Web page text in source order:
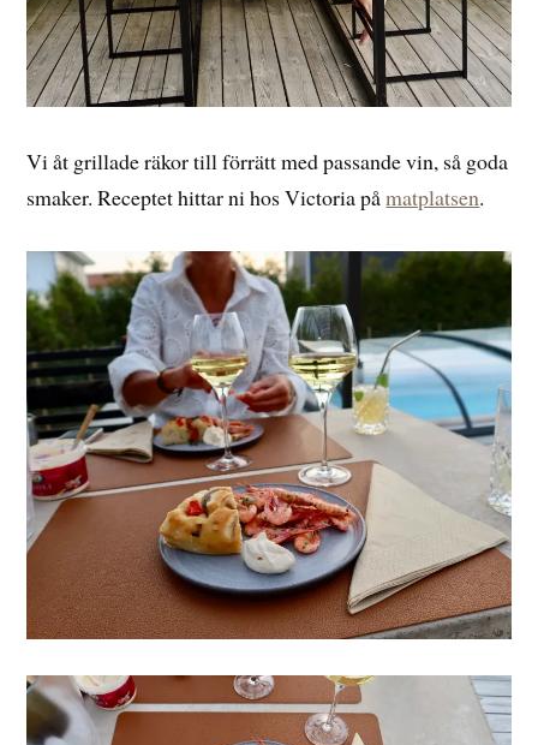
Vi åt grillade räkor till förrätt med passande vin, så goda
smaker. Receptet hittar ni hos Victoria påmatplatsen.